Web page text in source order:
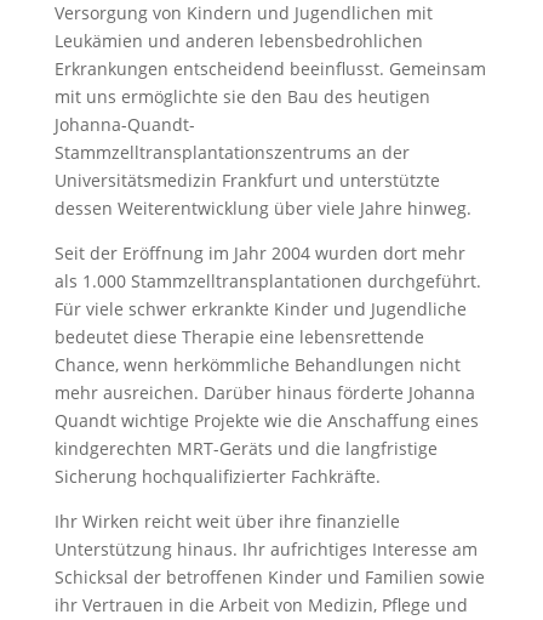
Versorgung von Kindern und Jugendlichen mit
Leukämien und anderen lebensbedrohlichen
Erkrankungen entscheidend beeinflusst. Gemeinsam
mit uns ermöglichte sie den Bau des heutigen
Johanna-Quandt-
Stammzelltransplantationszentrums an der
Universitätsmedizin Frankfurt und unterstützte
dessen Weiterentwicklung über viele Jahre hinweg.
Seit der Eröffnung im Jahr 2004 wurden dort mehr
als 1.000 Stammzelltransplantationen durchgeführt.
Für viele schwer erkrankte Kinder und Jugendliche
bedeutet diese Therapie eine lebensrettende
Chance, wenn herkömmliche Behandlungen nicht
mehr ausreichen. Darüber hinaus förderte Johanna
Quandt wichtige Projekte wie die Anschaffung eines
kindgerechten MRT-Geräts und die langfristige
Sicherung hochqualifizierter Fachkräfte.
Ihr Wirken reicht weit über ihre finanzielle
Unterstützung hinaus. Ihr aufrichtiges Interesse am
Schicksal der betroffenen Kinder und Familien sowie
ihr Vertrauen in die Arbeit von Medizin, Pflege und